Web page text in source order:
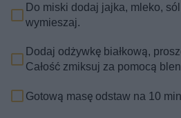
Do miski dodaj jajka, mleko,
wymieszaj.
Dodaj odżywkę białkową,
Całość zmiksuj za pomocą
Gotową masę odstaw na 10